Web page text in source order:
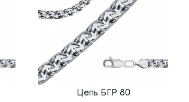
Цепь БГР 80